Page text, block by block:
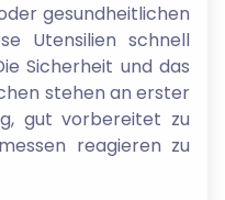
gesundheitlichen
Utensilien schnell
Sicherheit und das
stehen an erster
gut vorbereitet zu
reagieren zu